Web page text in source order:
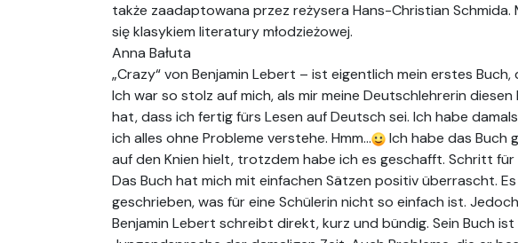
także zaadaptowana przez reżysera Hans-Christian Schmida.
się klasykiem literatury młodzieżowej.
Anna Bałuta
„Crazy“ von Benjamin Lebert – ist eigentlich mein erstes
Ich war so stolz auf mich, als mir meine Deutschlehrerin
hat, dass ich fertig fürs Lesen auf Deutsch sei. Ich habe
ich alles ohne Probleme verstehe. Hmm…
Ich habe das Buch
auf den Knien hielt, trotzdem habe ich es geschafft. Schritt
Das Buch hat mich mit einfachen Sätzen positiv überrascht.
geschrieben, was für eine Schülerin nicht so einfach ist.
Benjamin Lebert schreibt direkt, kurz und bündig. Sein Buch